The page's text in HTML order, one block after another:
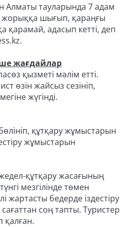
Алматы тауларында 7 адам
жорыққа шығып, қараңғы
қарамай, адасып кетті, деп
жағдайлар
қызметі мәлім етті.
өзін жайсыз сезініп,
жүгінді.
құтқару жұмыстарын
жұмыстарын
құтқару жасағының
мезгілінде төмен
жартасты бедерде іздестіру
сағаттан соң тапты. Туристер